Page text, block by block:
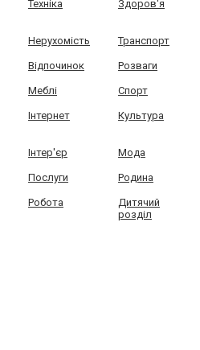
Техніка Здоров'я
Нерухомість Транспорт
Відпочинок Розваги
Меблі Спорт
Інтернет Культура
Інтер'єр Мода
Послуги Родина
Робота
Дитячий
розділ